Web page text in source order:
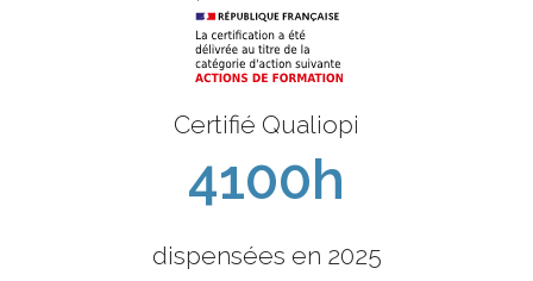
Certifié Qualiopi
4100h
dispensées en 2025